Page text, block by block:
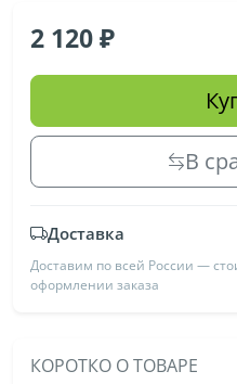
2 120
В
Доставка
Доставим по всей России —
оформлении заказа
КОРОТКО О ТОВАРЕ